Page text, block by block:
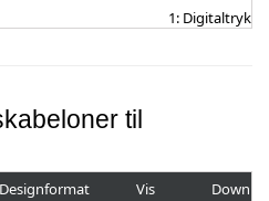
1: Digitaltryk
til
Designformat Vis